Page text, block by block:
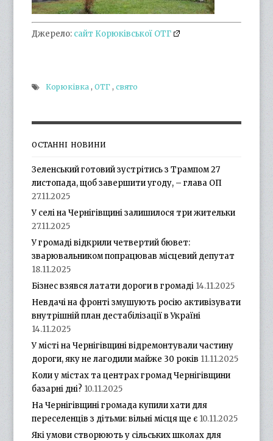
Джерело: сайт Корюківської ОТГ
Корюківка ,ОТГ ,свято
ОСТАННІ НОВИНИ
Зеленський готовий зустрітись з Трампом 27
листопада, щоб завершити угоду, – глава ОП
27.11.2025
У селі на Чернігівщині залишилося три жительки
27.11.2025
У громаді відкрили четвертий бювет:
зварювальником попрацював місцевий депутат
18.11.2025
Бізнес взявся латати дороги в громаді 14.11.2025
Невдачі на фронті змушують росію активізувати
внутрішній план дестабілізації в Україні
14.11.2025
У місті на Чернігівщині відремонтували частину
дороги, яку не лагодили майже 30 років 11.11.2025
Коли у містах та центрах громад Чернігівщини
базарні дні? 10.11.2025
На Чернігівщині громада купили хати для
переселенців з дітьми: вільні місця ще є 10.11.2025
Які умови створюють у сільських школах для